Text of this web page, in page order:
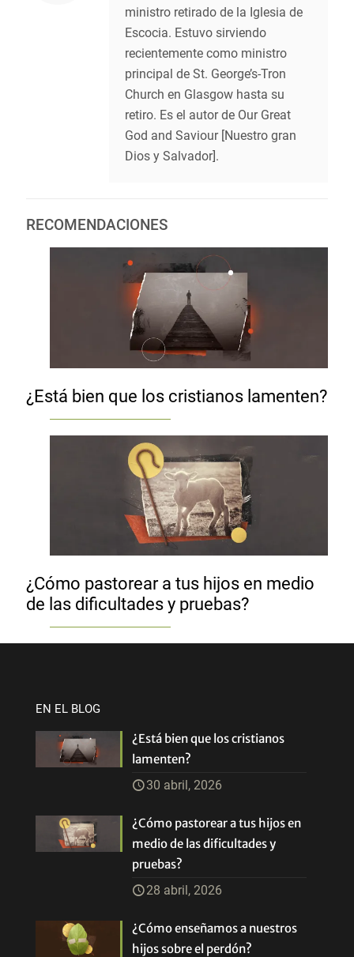
ministro retirado de la Iglesia de
Escocia. Estuvo sirviendo
recientemente como ministro
principal de St. George’s-Tron
Church en Glasgow hasta su
retiro. Es el autor de Our Great
God and Saviour [Nuestro gran
Dios y Salvador].
RECOMENDACIONES
¿Está bien que los cristianos lamenten?
¿Cómo pastorear a tus hijos en medio
de las dificultades y pruebas?
EN EL BLOG
¿Está bien que los cristianos
lamenten?
30 abril, 2026
¿Cómo pastorear a tus hijos en
medio de las dificultades y
pruebas?
28 abril, 2026
¿Cómo enseñamos a nuestros
hijos sobre el perdón?